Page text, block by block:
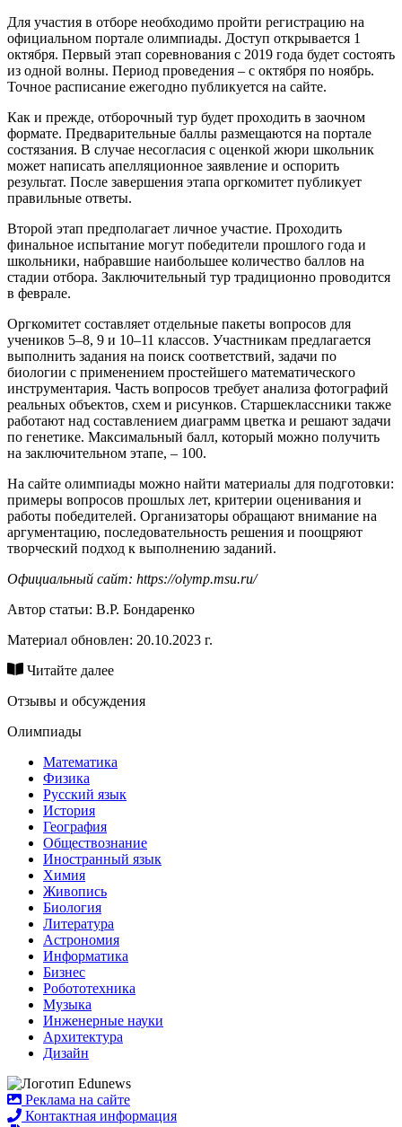
Для участия в отборе необходимо пройти регистрацию на
официальном портале олимпиады. Доступ открывается 1
октября. Первый этап соревнования с 2019 года будет состоять
из одной волны. Период проведения – с октября по ноябрь.
Точное расписание ежегодно публикуется на сайте.
Как и прежде, отборочный тур будет проходить в заочном
формате. Предварительные баллы размещаются на портале
состязания. В случае несогласия с оценкой жюри школьник
может написать апелляционное заявление и оспорить
результат. После завершения этапа оргкомитет публикует
правильные ответы.
Второй этап предполагает личное участие. Проходить
финальное испытание могут победители прошлого года и
школьники, набравшие наибольшее количество баллов на
стадии отбора. Заключительный тур традиционно проводится
в феврале.
Оргкомитет составляет отдельные пакеты вопросов для
учеников 5–8, 9 и 10–11 классов. Участникам предлагается
выполнить задания на поиск соответствий, задачи по
биологии с применением простейшего математического
инструментария. Часть вопросов требует анализа фотографий
реальных объектов, схем и рисунков. Старшеклассники также
работают над составлением диаграмм цветка и решают задачи
по генетике. Максимальный балл, который можно получить
на заключительном этапе, – 100.
На сайте олимпиады можно найти материалы для подготовки:
примеры вопросов прошлых лет, критерии оценивания и
работы победителей. Организаторы обращают внимание на
аргументацию, последовательность решения и поощряют
творческий подход к выполнению заданий.
Официальный сайт: https://olymp.msu.ru/
Автор статьи: В.Р. Бондаренко
Материал обновлен: 20.10.2023 г.
Читайте далее
Отзывы и обсуждения
Олимпиады
Математика
Физика
Русский язык
История
География
Обществознание
Иностранный язык
Химия
Живопись
Биология
Литература
Астрономия
Информатика
Бизнес
Робототехника
Музыка
Инженерные науки
Архитектура
Дизайн
Реклама на сайте
Контактная информация